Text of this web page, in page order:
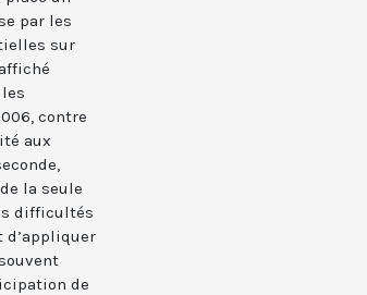
par les
sur
contre
aux
la seule
difficultés
d’appliquer
de